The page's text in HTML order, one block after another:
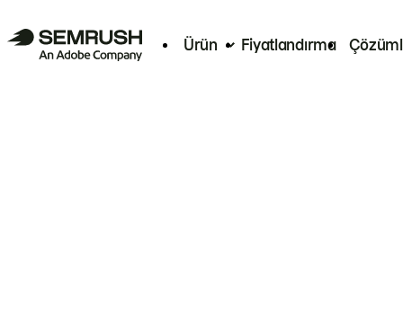
Ürün Fiyatlandırma